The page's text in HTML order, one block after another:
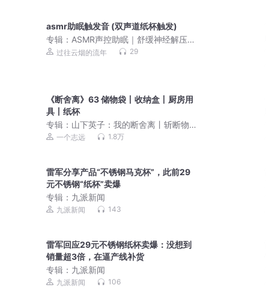
asmr助眠触发音 (双声道纸杯触发)
专辑： ASMR声控助眠｜舒缓神经解压放
松，深度放松催眠
过往云烟的流年 29
《断舍离》63 储物袋丨收纳盒丨厨房用
具丨纸杯
专辑： 山下英子：我的断舍离丨斩断物
欲、舍弃杂物、脱离执念
一个志远 1.8万
雷军分享产品“不锈钢马克杯”，此前29
元不锈钢“纸杯”卖爆
专辑： 九派新闻
九派新闻 143
雷军回应29元不锈钢纸杯卖爆：没想到
销量超3倍，在逼产线补货
专辑： 九派新闻
九派新闻 106